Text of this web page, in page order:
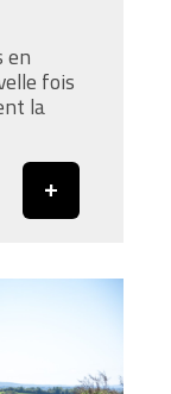
en
fois
la